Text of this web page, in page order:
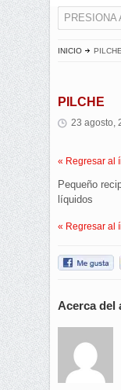
PRESIONA
INICIO PILCHE
PILCHE
23 agosto,
« Regresar al
Pequeño
líquidos
« Regresar al
Acerca del